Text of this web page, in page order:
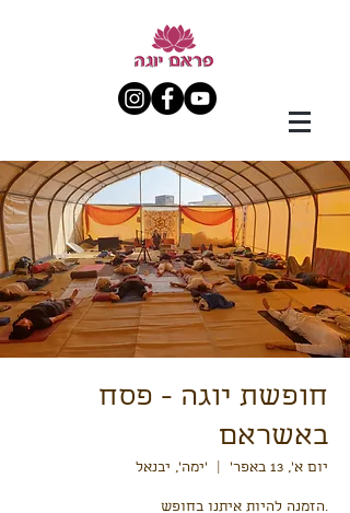
חופשת יוגה - פסח
באשראם
יום א׳, 13 באפר׳ 'ימה', יבנאל